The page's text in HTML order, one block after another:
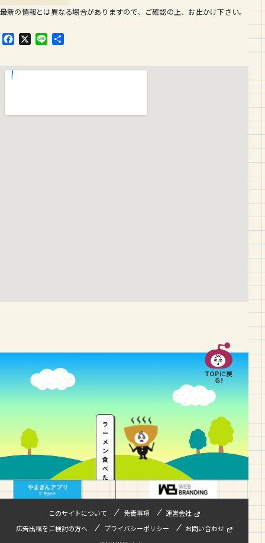
最新の情報とは異なる場合がありますので、ご確認の上、お出かけ下さい。
F
e
X
L
e
TOPに戻
る!
ラ
ー
メ
ン
食
べ
た
このサイトについて 免責事項
運営会社
広告出稿をご検討の方へ
プライバシーポリシー お問い合わせ